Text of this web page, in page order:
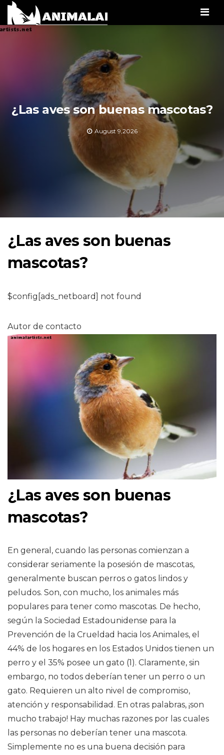
¿Las aves son buenas mascotas?
August 9,2026
¿Las aves son buenas
mascotas?
$config[ads_netboard] not found
Autor de contacto
¿Las aves son buenas
mascotas?
En general, cuando las personas comienzan a
considerar seriamente la posesión de mascotas,
generalmente buscan perros o gatos lindos y
peludos. Son, con mucho, los animales más
populares para tener como mascotas. De hecho,
según la Sociedad Estadounidense para la
Prevención de la Crueldad hacia los Animales, el
44% de los hogares en los Estados Unidos tienen un
perro y el 35% posee un gato (1). Claramente, sin
embargo, no todos deberían tener un perro o un
gato. Requieren un alto nivel de compromiso,
atención y responsabilidad. En otras palabras, ¡son
mucho trabajo! Hay muchas razones por las cuales
las personas no deberían tener una mascota.
Simplemente no es una buena decisión para